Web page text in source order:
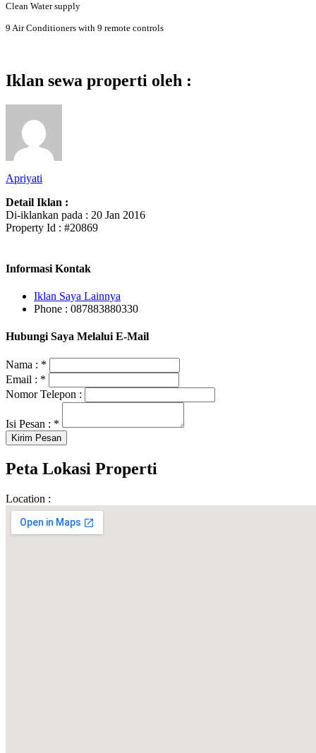
Clean Water supply
9 Air Conditioners with 9 remote controls
Iklan sewa properti oleh :
Apriyati
Detail Iklan :
Di-iklankan pada : 20 Jan 2016
Property Id : #20869
Informasi Kontak
Iklan Saya Lainnya
Phone : 087883880330
Hubungi Saya Melalui E-Mail
Nama : *
Email : *
Nomor Telepon :
Isi Pesan : *
Peta Lokasi Properti
Location :